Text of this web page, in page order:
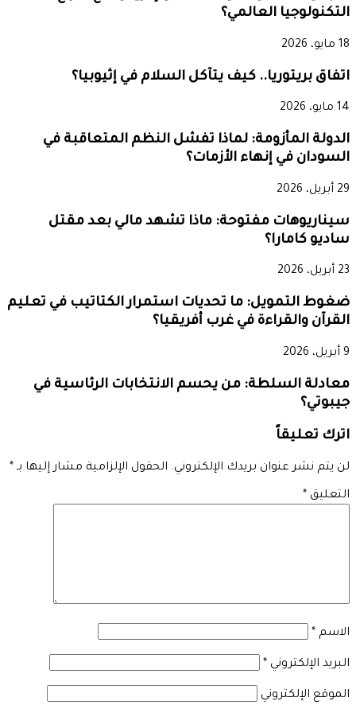
التكنولوجيا العالمي؟
18 مايو، 2026
اتفاق بريتوريا.. كيف يتآكل السلام في إثيوبيا؟
14 مايو، 2026
الدولة المأزومة: لماذا تفشل النظم المتعاقبة في
السودان في إنهاء الأزمات؟
29 أبريل، 2026
سيناريوهات مفتوحة: ماذا تشهد مالي بعد مقتل
ساديو كامارا؟
23 أبريل، 2026
ضغوط التمويل: ما تحديات استمرار الكتاتيب في تعليم
القرآن والقراءة في غرب أفريقيا؟
9 أبريل، 2026
معادلة السلطة: من يحسم الانتخابات الرئاسية في
جيبوتي؟
اترك تعليقاً
لن يتم نشر عنوان بريدك الإلكتروني. الحقول الإلزامية مشار إليها بـ *
التعليق *
الاسم *
البريد الإلكتروني *
الموقع الإلكتروني